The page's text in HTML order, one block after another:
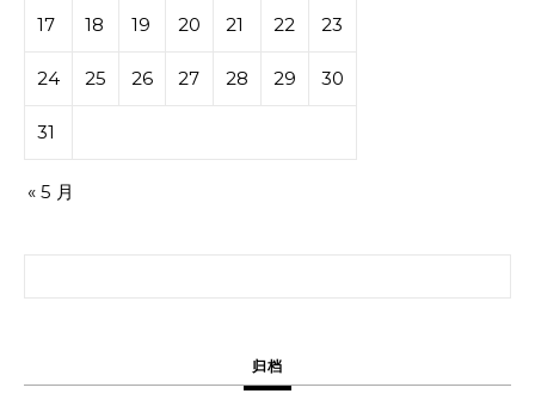
17 18 19 20 21 22 23
24 25 26 27 28 29 30
31
« 5 月
归档